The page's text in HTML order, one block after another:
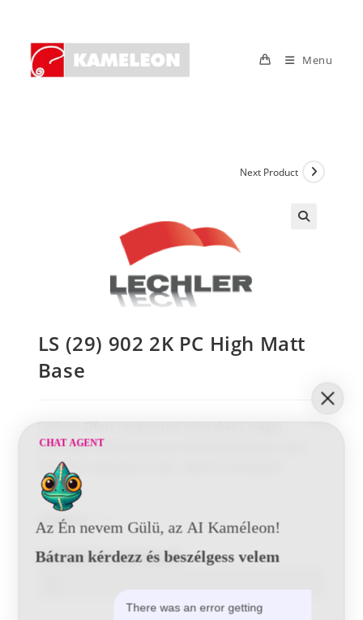
content
Menu
Next Product
LS (29) 902 2K PC High Matt
Base
Lechsys Effect rendszerrel színezhető, magas
minőségű, kétkomponensű bázisfesték/base coat,
közvetlen tapadással ABS; ABS/PC felületekre.
Kategória:
Letölthető adatlapok
CHAT AGENT
Az Én nevem Gülü, az AI Kaméleon!
Bátran kérdezz és beszélgess velem
There was an error getting